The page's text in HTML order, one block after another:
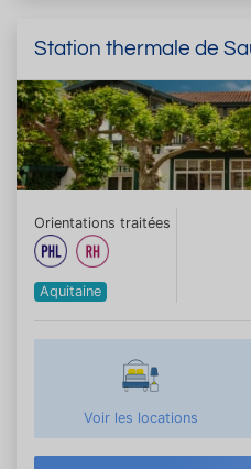
Station thermale de
Orientations traitées
Aquitaine
Voir les locations